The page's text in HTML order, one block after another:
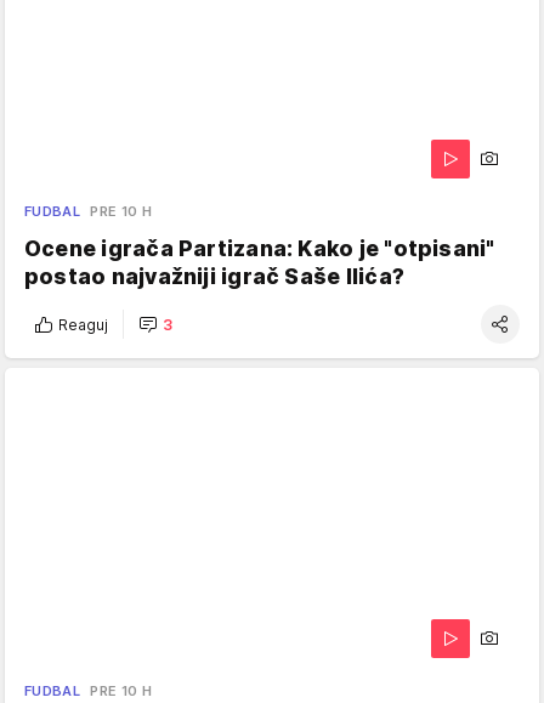
FUDBAL PRE 10 H
Ocene igrača Partizana: Kako je "otpisani"
postao najvažniji igrač Saše Ilića?
Reaguj 3
FUDBAL PRE 10 H